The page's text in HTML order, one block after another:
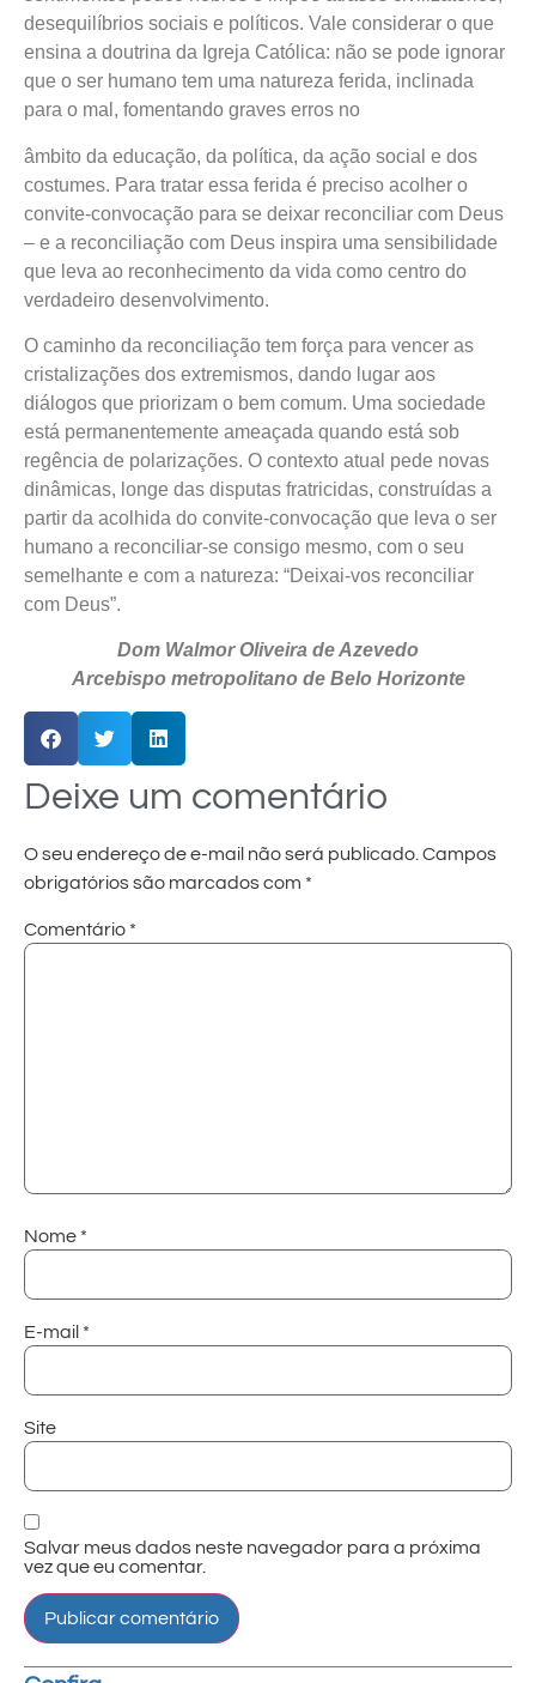
desequilíbrios sociais e políticos. Vale considerar o que
ensina a doutrina da Igreja Católica: não se pode ignorar
que o ser humano tem uma natureza ferida, inclinada
para o mal, fomentando graves erros no
âmbito da educação, da política, da ação social e dos
costumes. Para tratar essa ferida é preciso acolher o
convite-convocação para se deixar reconciliar com Deus
– e a reconciliação com Deus inspira uma sensibilidade
que leva ao reconhecimento da vida como centro do
verdadeiro desenvolvimento.
O caminho da reconciliação tem força para vencer as
cristalizações dos extremismos, dando lugar aos
diálogos que priorizam o bem comum. Uma sociedade
está permanentemente ameaçada quando está sob
regência de polarizações. O contexto atual pede novas
dinâmicas, longe das disputas fratricidas, construídas a
partir da acolhida do convite-convocação que leva o ser
humano a reconciliar-se consigo mesmo, com o seu
semelhante e com a natureza: “Deixai-vos reconciliar
com Deus”.
Dom Walmor Oliveira de Azevedo
Arcebispo metropolitano de Belo Horizonte
Deixe um comentário
O seu endereço de e-mail não será publicado. Campos
obrigatórios são marcados com *
Comentário *
Nome *
E-mail *
Site
Salvar meus dados neste navegador para a próxima
vez que eu comentar.